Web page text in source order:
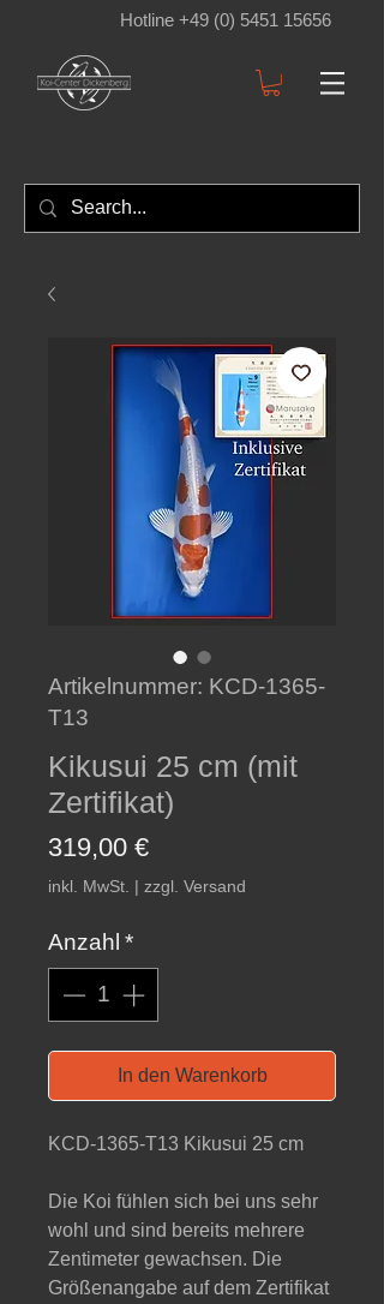
Hotline +49 (0) 5451 15656
Artikelnummer: KCD-1365-
T13
Kikusui 25 cm (mit
Zertifikat)
319,00 €Preis
inkl. MwSt. | zzgl. Versand
Anzahl *
In den Warenkorb
KCD-1365-T13 Kikusui 25 cm
Die Koi fühlen sich bei uns sehr
wohl und sind bereits mehrere
Zentimeter gewachsen. Die
Größenangabe auf dem Zertifikat